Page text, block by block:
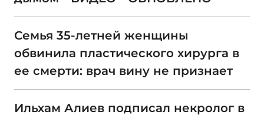
Семья 35-летней женщины
обвинила пластического хирурга в
ее смерти: врач вину не признает
Ильхам Алиев подписал некролог в